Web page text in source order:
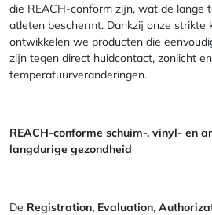
die REACH-conform zijn, wat de lange
atleten beschermt. Dankzij onze strikte
ontwikkelen we producten die
zijn tegen direct huidcontact, zonlicht en
temperatuurveranderingen.
REACH-conforme schuim-, vinyl- en
langdurige gezondheid
De Registration, Evaluation,